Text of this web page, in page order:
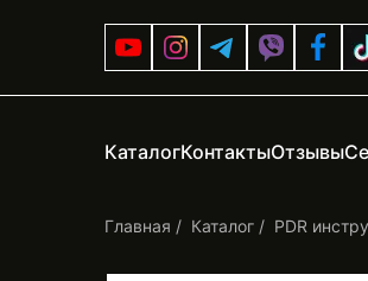
КаталогКонтактыОтзывы
Главная Каталог PDR